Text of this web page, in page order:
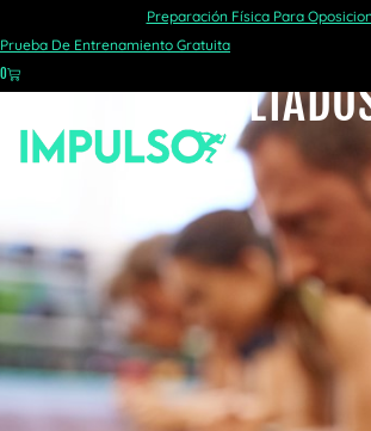
Preparación Física Para
Prueba De Entrenamiento Gratuita
0